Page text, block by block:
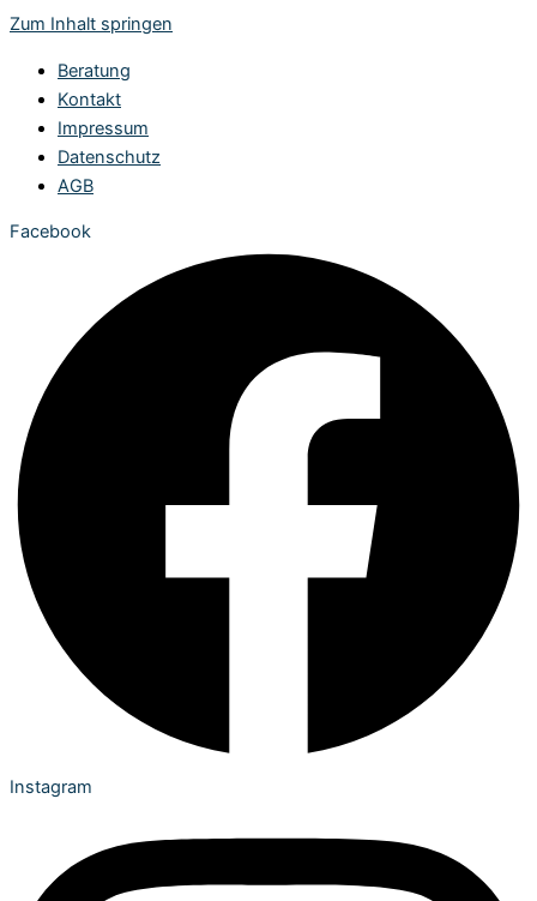
Zum Inhalt springen
Beratung
Kontakt
Impressum
Datenschutz
AGB
Facebook
Instagram